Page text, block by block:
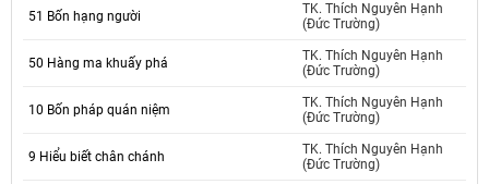
51 Bốn hạng người
TK. Thích Nguyên Hạnh
(Đức Trường)
50 Hàng ma khuấy phá
TK. Thích Nguyên Hạnh
(Đức Trường)
10 Bốn pháp quán niệm
TK. Thích Nguyên Hạnh
(Đức Trường)
9 Hiểu biết chân chánh
TK. Thích Nguyên Hạnh
(Đức Trường)